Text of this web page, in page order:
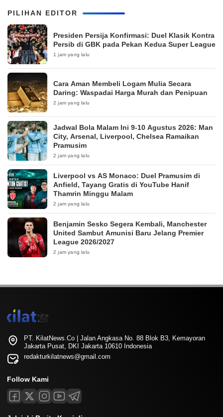
PILIHAN EDITOR
Presiden Persija Konfirmasi: Duel Klasik Kontra
Persib di GBK pada Pekan Kedua Super League
1 jam yang lalu
Cara Aman Membeli Logam Mulia Secara
Daring: Waspadai Harga Murah dan Penipuan
2 jam yang lalu
Jadwal Bola Malam Ini 9-10 Agustus 2026: Man
City, Arsenal, Liverpool, Chelsea Ramaikan
Pramusim
2 jam yang lalu
Liverpool vs AS Monaco: Duel Pramusim di
Anfield, Tayang Gratis di YouTube Hanif
Thamrin Minggu Malam
2 jam yang lalu
Benjamin Sesko Segera Kembali, Manchester
United Sambut Amunisi Baru Jelang Premier
League 2026/2027
2 jam yang lalu
PT. KilatNews.Co | Jalan Angkasa No. 88 Blok B3, Kemayoran
Jakarta Pusat, DKI Jakarta 10610 Indonesia
redakturkilatnews@gmail.com
Follow Kami